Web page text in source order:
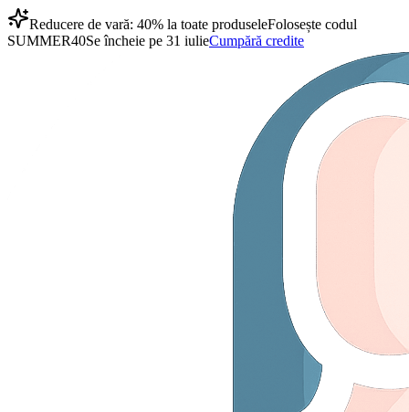
Reducere de vară: 40% la toate produseleFolosește codul
SUMMER40Se încheie pe 31 iulieCumpără credite